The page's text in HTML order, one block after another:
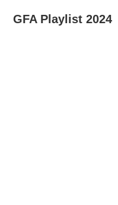
GFA Playlist 2024